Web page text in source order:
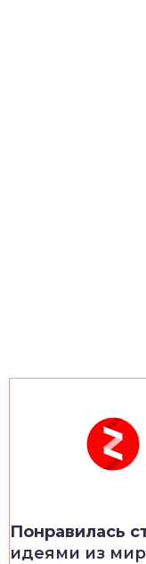
Понравилась
идеями из